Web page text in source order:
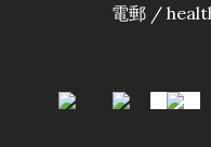
電郵 /